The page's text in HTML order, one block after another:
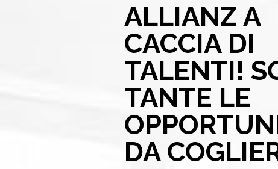
ALLIANZ A
CACCIA DI
TALENTI!
TANTE LE
DA